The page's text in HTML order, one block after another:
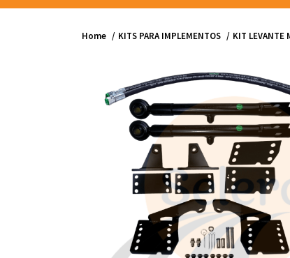
Home KITS PARA IMPLEMENTOS KIT LEVANTE